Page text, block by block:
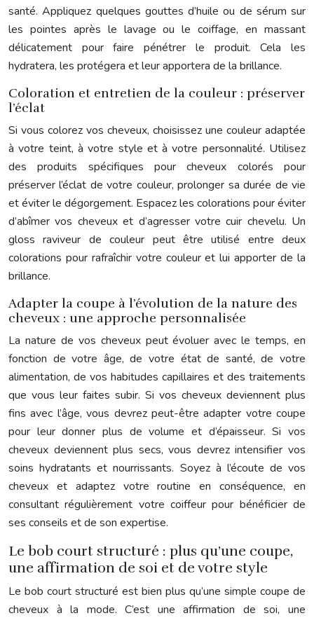
santé. Appliquez quelques gouttes d’huile ou de sérum sur
les pointes après le lavage ou le coiffage, en massant
délicatement pour faire pénétrer le produit. Cela les
hydratera, les protégera et leur apportera de la brillance.
Coloration et entretien de la couleur : préserver
l’éclat
Si vous colorez vos cheveux, choisissez une couleur adaptée
à votre teint, à votre style et à votre personnalité. Utilisez
des produits spécifiques pour cheveux colorés pour
préserver l’éclat de votre couleur, prolonger sa durée de vie
et éviter le dégorgement. Espacez les colorations pour éviter
d’abîmer vos cheveux et d’agresser votre cuir chevelu. Un
gloss raviveur de couleur peut être utilisé entre deux
colorations pour rafraîchir votre couleur et lui apporter de la
brillance.
Adapter la coupe à l’évolution de la nature des
cheveux : une approche personnalisée
La nature de vos cheveux peut évoluer avec le temps, en
fonction de votre âge, de votre état de santé, de votre
alimentation, de vos habitudes capillaires et des traitements
que vous leur faites subir. Si vos cheveux deviennent plus
fins avec l’âge, vous devrez peut-être adapter votre coupe
pour leur donner plus de volume et d’épaisseur. Si vos
cheveux deviennent plus secs, vous devrez intensifier vos
soins hydratants et nourrissants. Soyez à l’écoute de vos
cheveux et adaptez votre routine en conséquence, en
consultant régulièrement votre coiffeur pour bénéficier de
ses conseils et de son expertise.
Le bob court structuré : plus qu’une coupe,
une affirmation de soi et de votre style
Le bob court structuré est bien plus qu’une simple coupe de
cheveux à la mode. C’est une affirmation de soi, une